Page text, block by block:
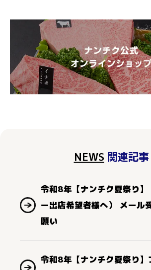
NEWS 関連記事
令和8年【ナンチク夏祭り】
ー出店希望者様へ） メール
願い
令和8年【ナンチク夏祭り】